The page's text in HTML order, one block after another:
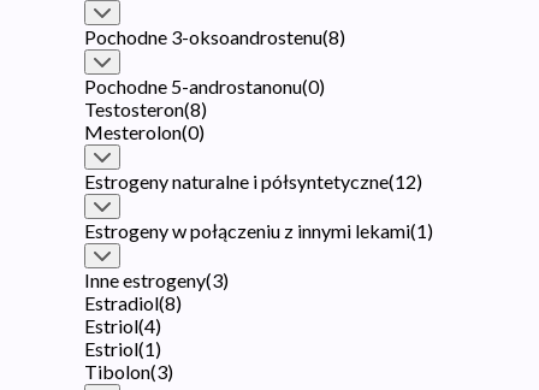
Pochodne 3-oksoandrostenu(8)
Pochodne 5-androstanonu(0)
Testosteron(8)
Mesterolon(0)
Estrogeny naturalne i półsyntetyczne(12)
Estrogeny w połączeniu z innymi lekami(1)
Inne estrogeny(3)
Estradiol(8)
Estriol(4)
Estriol(1)
Tibolon(3)